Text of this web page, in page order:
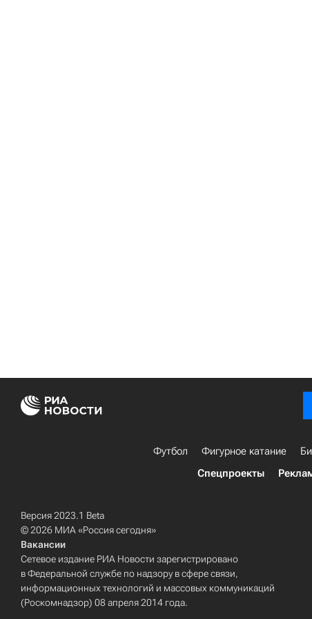
Футбол Фигурное катание
Спецпроекты
Версия 2023.1 Beta
© 2026 МИА «Россия сегодня»
Вакансии
Сетевое издание РИА Новости зарегистрировано
в Федеральной службе по надзору в сфере связи,
информационных технологий и массовых коммуникаций
(Роскомнадзор) 08 апреля 2014 года.